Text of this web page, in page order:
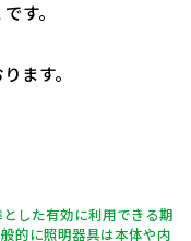
です。
ます。
した有効に利用できる期
的に照明器具は本体や内